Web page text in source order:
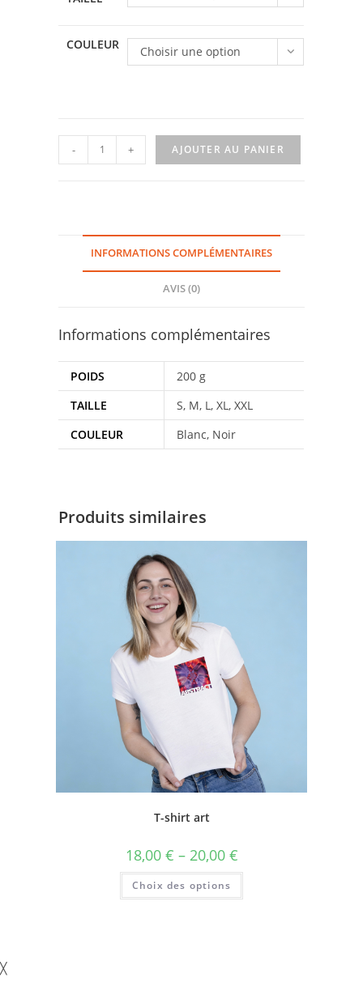
COULEUR Choisir une option
quantité
de
- + AJOUTER AU PANIER
INFORMATIONS COMPLÉMENTAIRES
AVIS (0)
Informations complémentaires
POIDS
200 g
TAILLE
S, M, L, XL, XXL
COULEUR
Blanc, Noir
Produits similaires
T-shirt art
18,00 € – 20,00 €
Choix des options
╳